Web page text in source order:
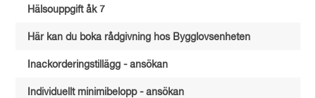
Hälsouppgift åk 7
Här kan du boka rådgivning hos Bygglovsenheten
Inackorderingstillägg - ansökan
Individuellt minimibelopp - ansökan